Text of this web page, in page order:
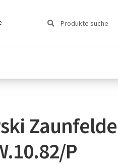
nach:
P